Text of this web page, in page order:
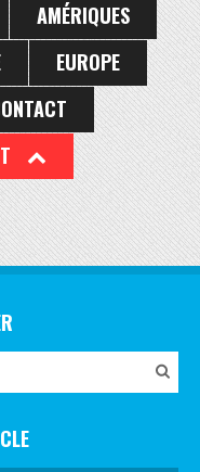
AMÉRIQUES
EUROPE